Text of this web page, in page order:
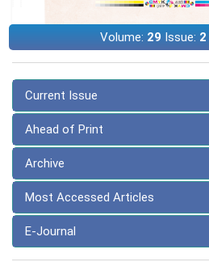
Volume: 29Issue: 2
Current Issue
Ahead of Print
Archive
Most Accessed Articles
E-Journal